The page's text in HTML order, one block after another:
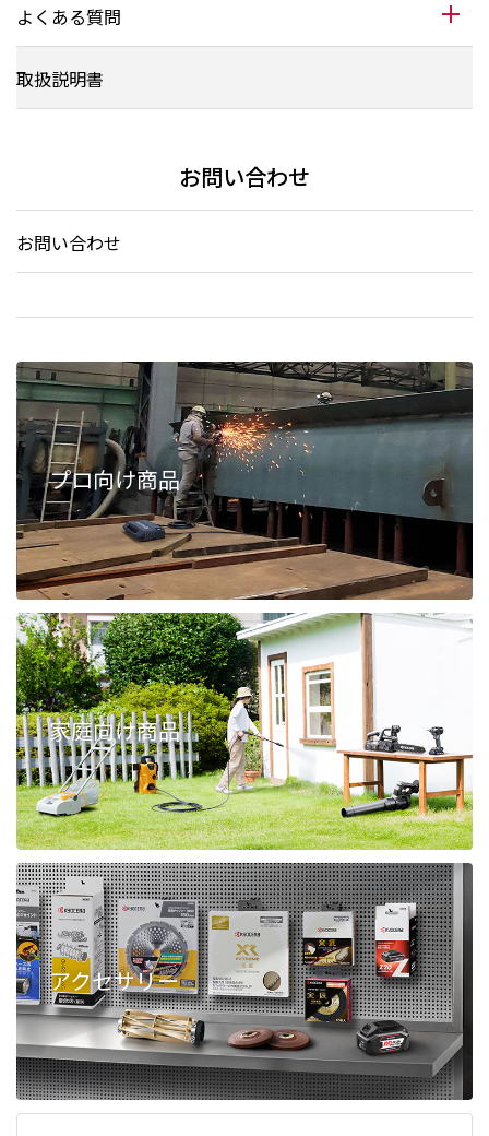
よくある質問
取扱説明書
お問い合わせ
お問い合わせ
プロ向け商品
家庭向け商品
アクセサリー